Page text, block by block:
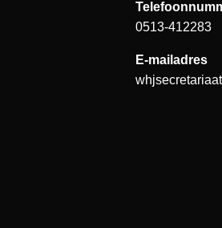
0513-412283
E-mailadres